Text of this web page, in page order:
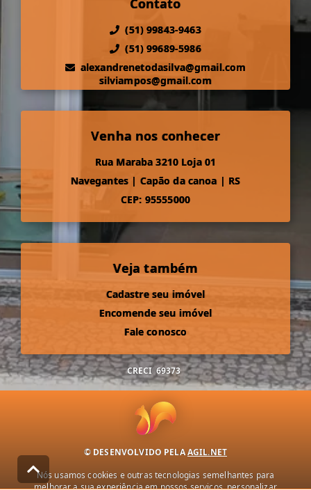
Contato
(51) 99843-9463
(51) 99689-5986
alexandrenetodasilva@gmail.com
silviampos@gmail.com
Venha nos conhecer
Rua Maraba 3210 Loja 01
Navegantes | Capão da canoa | RS
CEP: 95555000
Veja também
Cadastre seu imóvel
Encomende seu imóvel
Fale conosco
CRECI 69373
© DESENVOLVIDO PELAAGIL.NET
Nós usamos cookies e outras tecnologias semelhantes para
melhorar a sua experiência em nossos serviços, personalizar